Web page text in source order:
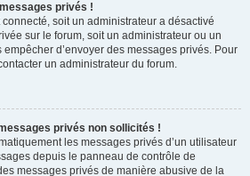
privés !
soit un administrateur a désactivé
sur le forum, soit un administrateur ou un
d’envoyer des messages privés. Pour
un administrateur du forum.
privés non sollicités !
les messages privés d’un utilisateur
depuis le panneau de contrôle de
messages privés de manière abusive de la